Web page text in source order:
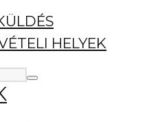
HELYEK